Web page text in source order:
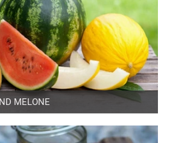
MELONE